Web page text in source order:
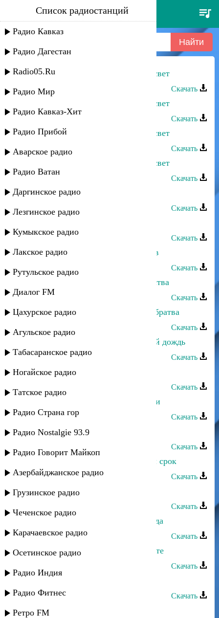
патимат кагирова - мой
лунный свет
Список радиостанций
Радио Кавказ
Радио Дагестан
Radio05.Ru
Радио Мир
Радио Кавказ-Хит
Радио Прибой
Аварское радио
Радио Ватан
Даргинское радио
Лезгинское радио
Кумыкское радио
Лакское радио
Рутульское радио
Диалог FM
Цахурское радио
Агульское радио
Табасаранское радио
Ногайское радио
Татское радио
Радио Страна гор
Радио Nostalgie 93.9
Радио Говорит Майкоп
Азербайджанское радио
Грузинское радио
Чеченское радио
Карачаевское радио
Осетинское радио
Радио Индия
Радио Фитнес
Ретро FM
Патимат Кагирова - Мой лунный свет
Скачать
Патимат Кагирова - Мой лунный свет
Скачать
Патимат Кагирова - Мой лунный свет
Скачать
Патимат Кагирова - Мой лунный свет
Скачать
Патимат Кагирова - Свет надежды
Скачать
Скачать
Патимат Кагирова - Про даргинцев
Скачать
Патимат Кагирова - Остались чувства
Скачать
Патимат Кагирова - Дагестанская братва
Скачать
Патимат Кагирова - Словно летний дождь
Скачать
Патимат Кагирова - Улыбнись мне
Скачать
Патимат Кагирова - За тобой пойти
Скачать
Патимат Кагирова - Я не боюсь
Скачать
Патимат Кагирова - Ты распечатал срок
Скачать
Патимат Кагирова - Шуточная
Скачать
Патимат Кагирова - Небесная звезда
Скачать
Патимат Гасанова - Ты есть на свете
Скачать
Скачать
Патимат Кагирова - Долалай